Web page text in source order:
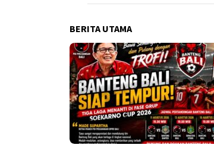
BERITA UTAMA